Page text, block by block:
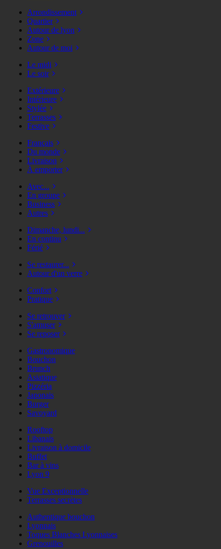
Arrondissement
Quartier
Autour de lyon
Zone
Autour de moi
Le midi
Le soir
Extérieure
Intérieure
Stylée
Terrasses
Festive
Français
Du monde
Livraison
À emporter
Avec...
En groupe
Business
Autres
Dimanche, lundi...
En continu
Férié
Se restaurer...
Autour d'un verre
Confort
Pratique
Se retrouver
S'amuser
Se reposer
Gastronomique
Bouchon
Brunch
Asiatique
Pizzéria
Japonais
Burger
Savoyard
Rooftop
Libanais
Livraison à domicile
Buffet
Bar à vins
Lyon 9
Vue Exceptionnelle
Terrasses secrètes
Authentique bouchon
Lyonnais
Toques Blanches Lyonnaises
Grenouilles